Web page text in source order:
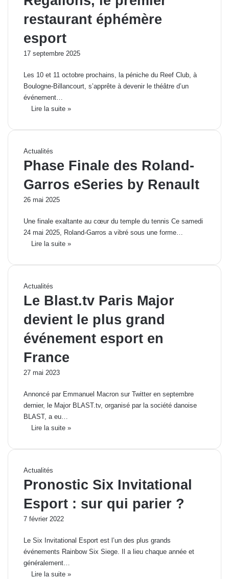
restaurant éphémère
esport
17 septembre 2025
Les 10 et 11 octobre prochains, la péniche du Reef Club, à
Boulogne-Billancourt, s’apprête à devenir le théâtre d’un
événement…
Lire la suite »
Actualités
Phase Finale des Roland-
Garros eSeries by Renault
26 mai 2025
Une finale exaltante au cœur du temple du tennis Ce samedi
24 mai 2025, Roland-Garros a vibré sous une forme…
Lire la suite »
Actualités
Le Blast.tv Paris Major
devient le plus grand
événement esport en
France
27 mai 2023
Annoncé par Emmanuel Macron sur Twitter en septembre
dernier, le Major BLAST.tv, organisé par la société danoise
BLAST, a eu…
Lire la suite »
Actualités
Pronostic Six Invitational
Esport : sur qui parier ?
7 février 2022
Le Six Invitational Esport est l’un des plus grands
événements Rainbow Six Siege. Il a lieu chaque année et
généralement…
Lire la suite »